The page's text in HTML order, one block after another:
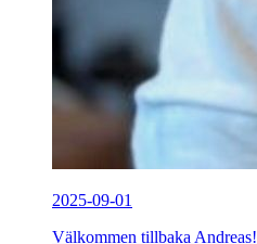
2025-09-01
Välkommen tillbaka Andreas!